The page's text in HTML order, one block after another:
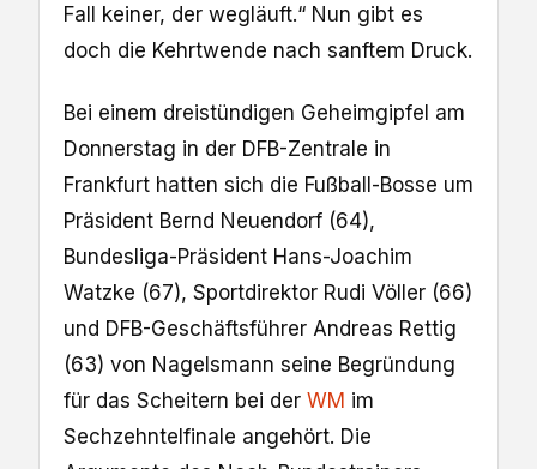
Fall keiner, der wegläuft.“ Nun gibt es
doch die Kehrtwende nach sanftem Druck.
Bei einem dreistündigen Geheimgipfel am
Donnerstag in der DFB-Zentrale in
Frankfurt hatten sich die Fußball-Bosse um
Präsident Bernd Neuendorf (64),
Bundesliga-Präsident Hans-Joachim
Watzke (67), Sportdirektor Rudi Völler (66)
und DFB-Geschäftsführer Andreas Rettig
(63) von Nagelsmann seine Begründung
für das Scheitern bei der WM im
Sechzehntelfinale angehört. Die